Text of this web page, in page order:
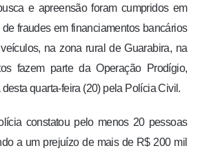
e apreensão foram cumpridos em
fraudes em financiamentos bancários
na zona rural de Guarabira, na
fazem parte da Operação Prodígio,
quarta-feira (20) pela Polícia Civil.
constatou pelo menos 20 pessoas
a um prejuízo de mais de R$ 200 mil